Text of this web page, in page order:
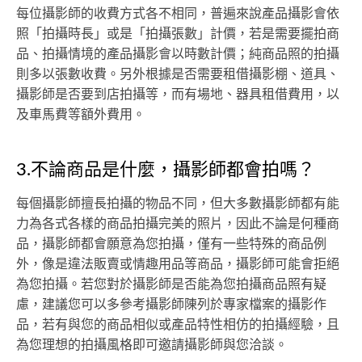
每位攝影師的收費方式各不相同，普遍來說產品攝影會依
照「拍攝時長」或是「拍攝張數」計價，若是需要擺拍商
品、拍攝情境的產品攝影會以時數計價；純商品照的拍攝
則多以張數收費。另外根據是否需要租借攝影棚、道具、
攝影師是否要到店拍攝等，而有場地、器具租借費用，以
及車馬費等額外費用。
3.不論商品是什麼，攝影師都會拍嗎？
每個攝影師擅長拍攝的物品不同，但大多數攝影師都有能
力為各式各樣的商品拍攝完美的照片，因此不論是何種商
品，攝影師都會願意為您拍攝，僅有一些特殊的商品例
外，像是違法販賣或情趣用品等商品，攝影師可能會拒絕
為您拍攝。若您對於攝影師是否能為您拍攝商品照有疑
慮，建議您可以多參考攝影師陳列於專家檔案的攝影作
品，若有與您的商品相似或產品特性相仿的拍攝經驗，且
為您理想的拍攝風格即可邀請攝影師與您洽談。